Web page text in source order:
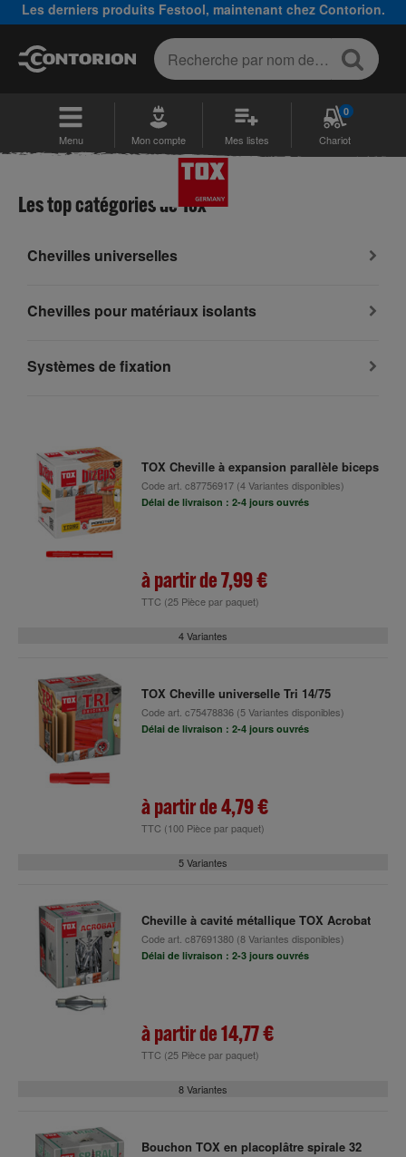
Les derniers produits Festool, maintenant chez Contorion.
Menu Mon compte Mes listes
0
Chariot
Les top catégories de Tox
Chevilles universelles
Chevilles pour matériaux isolants
Systèmes de fixation
TOX Cheville à expansion parallèle biceps
Code art. c87756917(4 Variantes disponibles)
Délai de livraison : 2-4 jours ouvrés
à partir de7,99 €
TTC (25 Pièce par paquet)
4 Variantes
TOX Cheville universelle Tri 14/75
Code art. c75478836(5 Variantes disponibles)
Délai de livraison : 2-4 jours ouvrés
à partir de4,79 €
TTC (100 Pièce par paquet)
5 Variantes
Cheville à cavité métallique TOX Acrobat
Code art. c87691380(8 Variantes disponibles)
Délai de livraison : 2-3 jours ouvrés
à partir de14,77 €
TTC (25 Pièce par paquet)
8 Variantes
Bouchon TOX en placoplâtre spirale 32